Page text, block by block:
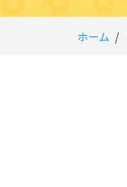
ホーム